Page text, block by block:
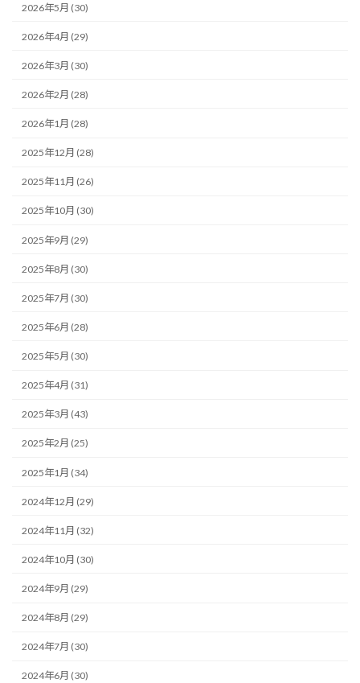
2026年5月 (30)
2026年4月 (29)
2026年3月 (30)
2026年2月 (28)
2026年1月 (28)
2025年12月 (28)
2025年11月 (26)
2025年10月 (30)
2025年9月 (29)
2025年8月 (30)
2025年7月 (30)
2025年6月 (28)
2025年5月 (30)
2025年4月 (31)
2025年3月 (43)
2025年2月 (25)
2025年1月 (34)
2024年12月 (29)
2024年11月 (32)
2024年10月 (30)
2024年9月 (29)
2024年8月 (29)
2024年7月 (30)
2024年6月 (30)